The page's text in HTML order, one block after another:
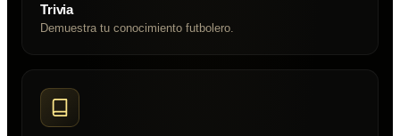
Trivia
Demuestra tu conocimiento futbolero.